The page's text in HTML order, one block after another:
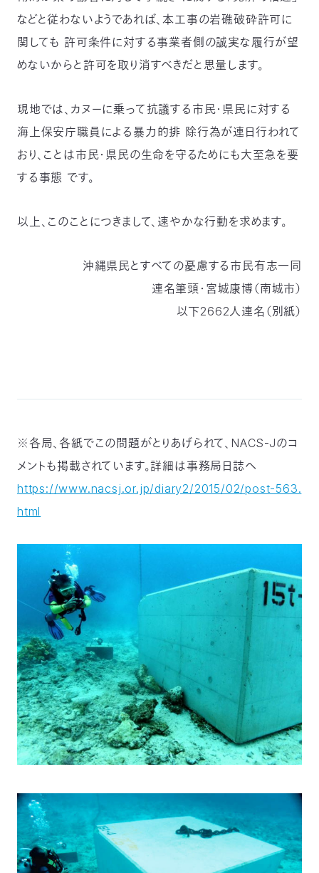
などと従わないようであれば、本工事の岩礁破砕許可に
関しても 許可条件に対する事業者側の誠実な履行が望
めないからと許可を取り消すべきだと思量します。
現地では、カヌーに乗って抗議する市民・県民に対する
海上保安庁職員による暴力的排 除行為が連日行われて
おり、ことは市民・県民の生命を守るためにも大至急を要
する事態 です。
以上、このことにつきまして、速やかな行動を求めます。
沖縄県民とすべての憂慮する市民有志一同
連名筆頭・宮城康博（南城市）
以下2662人連名（別紙）
※各局、各紙でこの問題がとりあげられて、NACS-Jのコ
メントも掲載されています。詳細は事務局日誌へ
https://www.nacsj.or.jp/diary2/2015/02/post-563.
html